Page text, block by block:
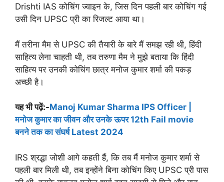
Drishti IAS कोचिंग ज्वाइन के, जिस दिन पहली बार कोचिंग गई
उसी दिन UPSC प्री का रिजल्ट आया था।
मैं तरीना मैम से UPSC की तैयारी के बारे मैं समझ रही थी, हिंदी
साहित्य लेना चाहती थी, तब तरुणा मैम ने मुझे बताया कि हिंदी
साहित्य पर उनकी कोचिंग छात्र मनोज कुमार शर्मा की पकड़
अच्छी है।
यह भी पढ़ें:-Manoj Kumar Sharma IPS Officer |
मनोज कुमार का जीवन और उनके ऊपर 12th Fail movie
बनने तक का संघर्ष Latest 2024
IRS श्रद्धा जोशी आगे कहती हैं, कि तब मैं मनोज कुमार शर्मा से
पहली बार मिली थी, तब इन्होंने बिना कोचिंग किए UPSC प्री पास